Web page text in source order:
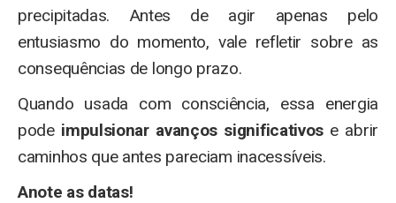
precipitadas. Antes de agir apenas pelo
entusiasmo do momento, vale refletir sobre as
consequências de longo prazo.
Quando usada com consciência, essa energia
pode impulsionar avanços significativos e abrir
caminhos que antes pareciam inacessíveis.
Anote as datas!